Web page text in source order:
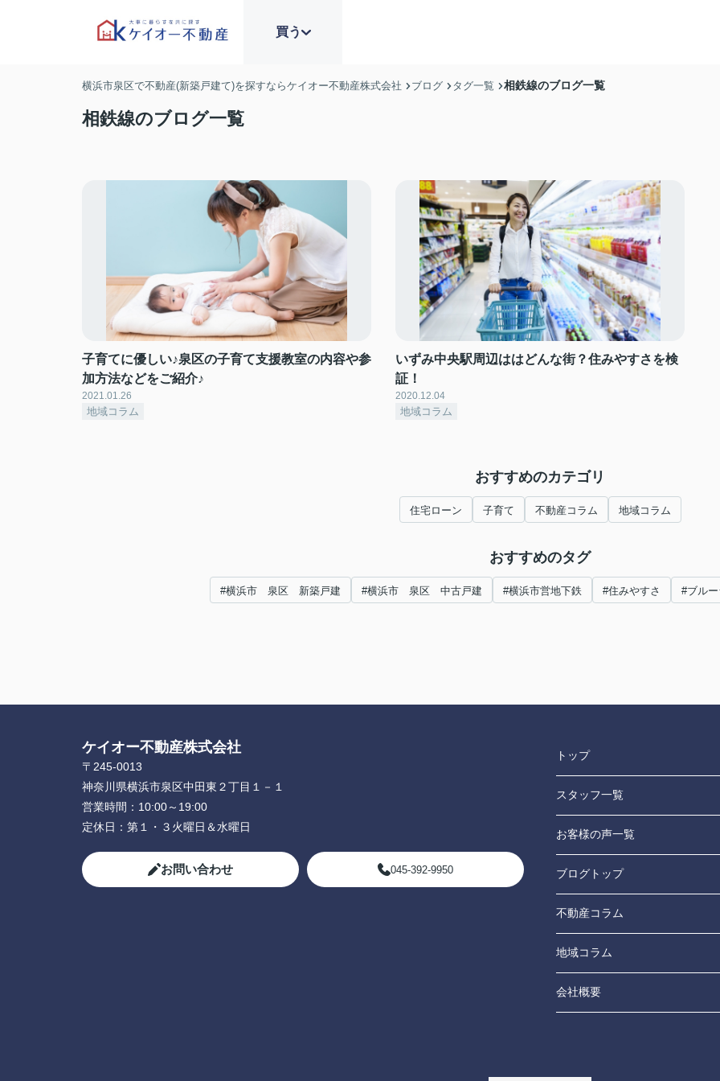
買う
横浜市泉区で不動産(新築戸建て)を探すならケイオー不動産株式会社 ブログ タグ一覧 相鉄線のブログ一覧
相鉄線のブログ一覧
子育てに優しい♪泉区の子育て支援教室の内容や参
加方法などをご紹介♪
2021.01.26
地域コラム
いずみ中央駅周辺ははどんな街？住みやすさを検
証！
2020.12.04
地域コラム
おすすめのカテゴリ
住宅ローン 子育て 不動産コラム 地域コラム
おすすめのタグ
#横浜市 泉区 新築戸建 #横浜市 泉区 中古戸建 #横浜市営地下鉄 #住みやすさ #ブル
ケイオー不動産株式会社
〒245-0013
神奈川県横浜市泉区中田東２丁目１－１
営業時間： 10:00～19:00
定休日： 第１・３火曜日＆水曜日
お問い合わせ 045-392-9950
トップ
スタッフ一覧
お客様の声一覧
ブログトップ
不動産コラム
地域コラム
会社概要